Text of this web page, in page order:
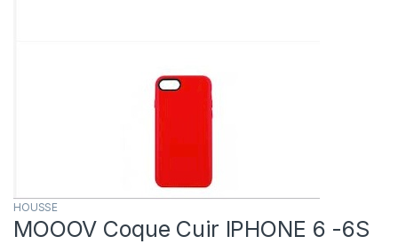
HOUSSE
MOOOV Coque Cuir IPHONE 6 -6S